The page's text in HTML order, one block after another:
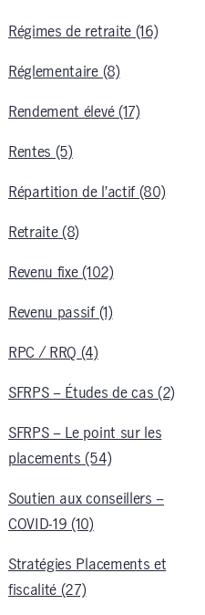
Régimes de retraite (16)
Réglementaire (8)
Rendement élevé (17)
Rentes (5)
Répartition de l’actif (80)
Retraite (8)
Revenu fixe (102)
Revenu passif (1)
RPC / RRQ (4)
SFRPS – Études de cas (2)
SFRPS – Le point sur les
placements (54)
Soutien aux conseillers –
COVID-19 (10)
Stratégies Placements et
fiscalité (27)